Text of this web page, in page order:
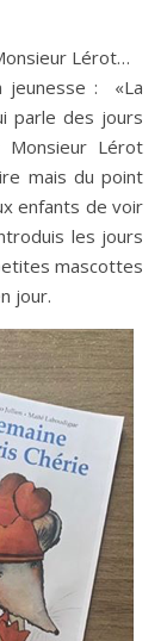
Lérot…
jeunesse : «La
parle des jours
Lérot
mais du point
enfants de voir
les jours
mascottes
jour.